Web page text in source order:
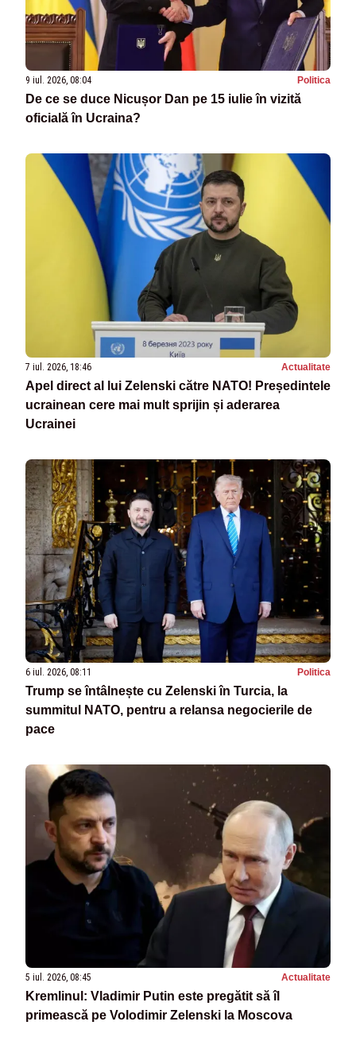
9 iul. 2026, 08:04 Politica
De ce se duce Nicușor Dan pe 15 iulie în vizită
oficială în Ucraina?
7 iul. 2026, 18:46 Actualitate
Apel direct al lui Zelenski către NATO! Președintele
ucrainean cere mai mult sprijin și aderarea
Ucrainei
6 iul. 2026, 08:11 Politica
Trump se întâlnește cu Zelenski în Turcia, la
summitul NATO, pentru a relansa negocierile de
pace
5 iul. 2026, 08:45 Actualitate
Kremlinul: Vladimir Putin este pregătit să îl
primească pe Volodimir Zelenski la Moscova